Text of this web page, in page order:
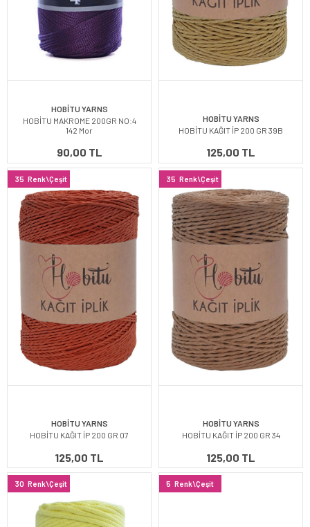
HOBİTU YARNS
HOBİTU MAKROME 200GR NO:4
142 Mor
90,00 TL
HOBİTU YARNS
HOBİTU KAĞIT İP 200 GR 39B
125,00 TL
35 Renk\Çeşit
HOBİTU YARNS
HOBİTU KAĞIT İP 200 GR 07
125,00 TL
35 Renk\Çeşit
HOBİTU YARNS
HOBİTU KAĞIT İP 200 GR 34
125,00 TL
30 Renk\Çeşit 5 Renk\Çeşit